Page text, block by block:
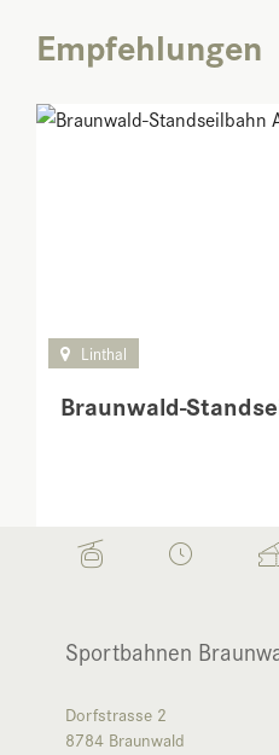
Empfehlungen
Braunwald-
Linthal
Sportbahnen
Dorfstrasse 2
8784 Braunwald